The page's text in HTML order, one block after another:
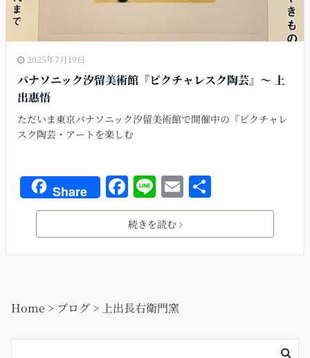
2025年7月19日
パナソニック汐留美術館『ピクチャレスク陶芸』〜 上
出惠悟
ただいま東京パナソニック汐留美術館で開催中の『ピクチャレ
スク陶芸・アートを楽しむ
Share F
a
c
e
o
o
k
Li
n
e
E
m
ai
l
有
続きを読む
Home > ブログ > 上出長右衛門窯